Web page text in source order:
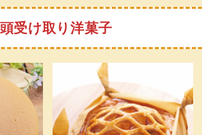
受け取り洋菓子